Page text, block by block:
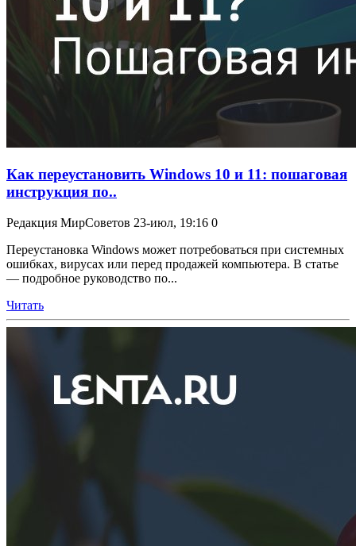
Как переустановить Windows 10 и 11: пошаговая
инструкция по..
Редакция МирСоветов 23-июл, 19:16 0
Переустановка Windows может потребоваться при системных
ошибках, вирусах или перед продажей компьютера. В статье
— подробное руководство по...
Читать